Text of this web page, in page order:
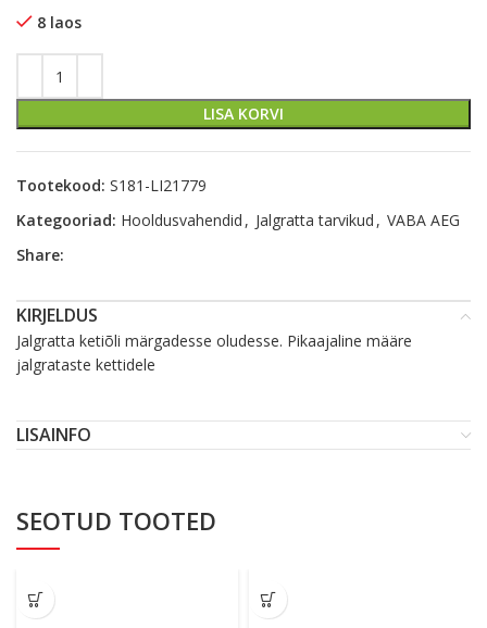
8 laos
LISA KORVI
Tootekood: S181-LI21779
Kategooriad: Hooldusvahendid , Jalgratta tarvikud , VABA AEG
Share:
KIRJELDUS
Jalgratta ketiõli märgadesse oludesse. Pikaajaline määre
jalgrataste kettidele
LISAINFO
SEOTUD TOOTED